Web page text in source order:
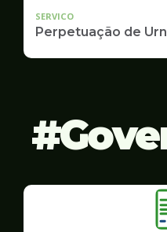
SERVICO
Perpetuação de